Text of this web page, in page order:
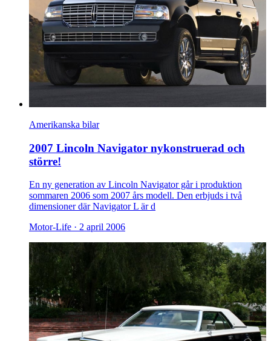
Amerikanska bilar
2007 Lincoln Navigator nykonstruerad och
större!
En ny generation av Lincoln Navigator går i produktion
sommaren 2006 som 2007 års modell. Den erbjuds i två
dimensioner där Navigator L är d
Motor-Life · 2 april 2006